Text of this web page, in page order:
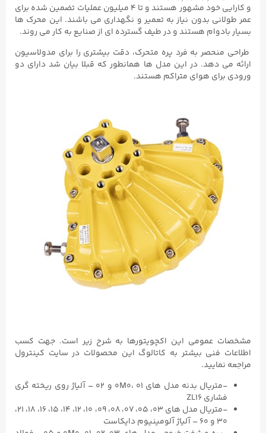
و کارایی خود مشهور هستند و تا ۴ میلیون عملیات تضمین شده برای
عمر طولانی بدون نیاز به تعمیر و نگهداری می باشند. این محرک ها
بسیار بادوام هستند و در طیف گسترده ای از صنایع به کار می روند.
طراحی منحصر به فرد پره متحرک، دقت بیشتری را برای مدولاسیون
ارائه می دهد. در این مدل ها همانطور که قبلا بیان شد دارای دو
ورودی برای هوای متراکم هستند.
مشخصات عمومی این اکچویتورها به شرح زیر است. جهت کسب
اطلاعات فنی بیشتر به کاتالوگ این محصولات در سایت کینترول
مراجعه نمایید.
-متریال بدنه مدل های 0M0، ۰۱ و ۰۲ – آلیاژ روی ریخته گری
فشاری ZL16
-متریال مدل های ۰۳، ۰۵، ۰۷، ۰۸، ۰۹، ۱۰، ۱۲، ۱۴، ۱۵، ۱۶، ۱۸، ۲۱،
۳۰ و ۶۰ – آلیاژ آلومینیوم دایکاست